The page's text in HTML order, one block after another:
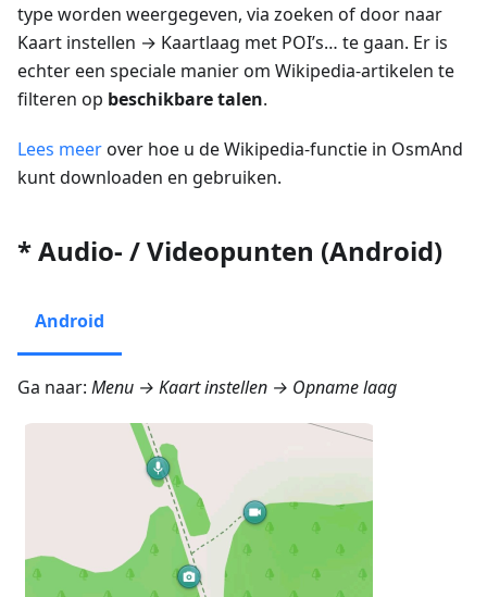
type worden weergegeven, via zoeken of door naar
Kaart instellen → Kaartlaag met POI’s… te gaan. Er is
echter een speciale manier om Wikipedia-artikelen te
filteren op beschikbare talen.
Lees meerover hoe u de Wikipedia-functie in OsmAnd
kunt downloaden en gebruiken.
* Audio- / Videopunten (Android)
Android
Ga naar: Menu → Kaart instellen → Opname laag